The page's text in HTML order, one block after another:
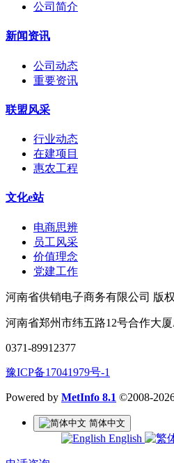
公司简介
新闻资讯
公司动态
重要资讯
联盟风采
行业动态
在建项目
惠农工程
文化e站
电商思辨
员工风采
价值理念
党建工作
河南省供销电子商务有限公司 版
河南省郑州市纬五路12号合作大
0371-89912377
豫ICP备17041979号-1
Powered by MetInfo 8.1 ©2008-
简体中文
English